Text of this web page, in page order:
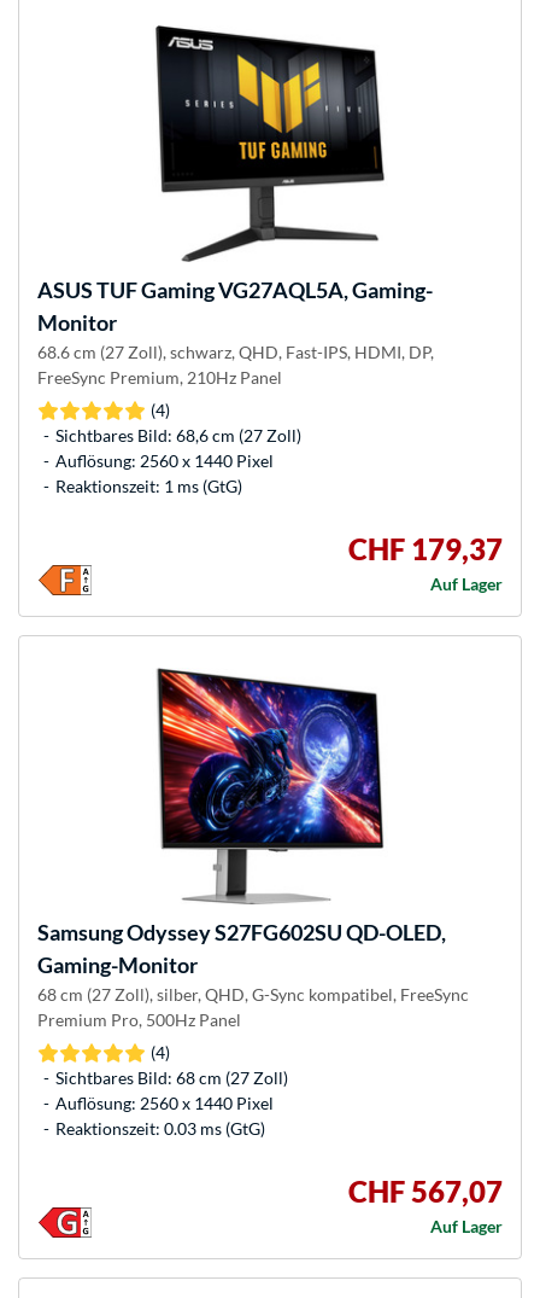
ASUSTUF Gaming VG27AQL5A, Gaming-
Monitor
68.6 cm (27 Zoll), schwarz, QHD, Fast-IPS, HDMI, DP,
FreeSync Premium, 210Hz Panel
(4)
Sichtbares Bild: 68,6 cm (27 Zoll)
Auflösung: 2560 x 1440 Pixel
Reaktionszeit: 1 ms (GtG)
CHF 179,37
Auf Lager
SamsungOdyssey S27FG602SU QD-OLED,
Gaming-Monitor
68 cm (27 Zoll), silber, QHD, G-Sync kompatibel, FreeSync
Premium Pro, 500Hz Panel
(4)
Sichtbares Bild: 68 cm (27 Zoll)
Auflösung: 2560 x 1440 Pixel
Reaktionszeit: 0.03 ms (GtG)
CHF 567,07
Auf Lager